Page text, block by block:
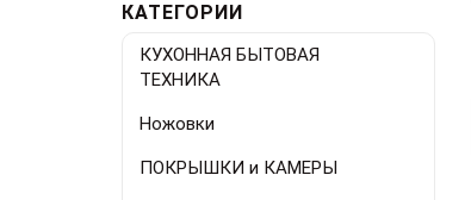
КАТЕГОРИИ
КУХОННАЯ БЫТОВАЯ
ТЕХНИКА
Ножовки
ПОКРЫШКИ и КАМЕРЫ